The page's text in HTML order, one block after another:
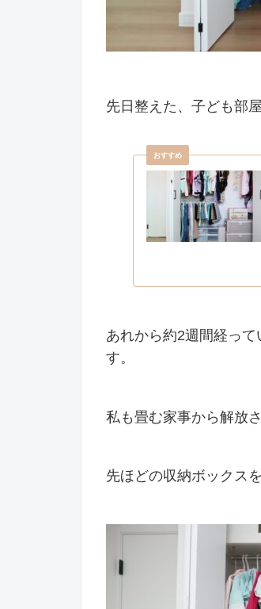
先日整えた、子ども部
あれから約2週間経っ
す。
私も畳む家事から解放
先ほどの収納ボックス